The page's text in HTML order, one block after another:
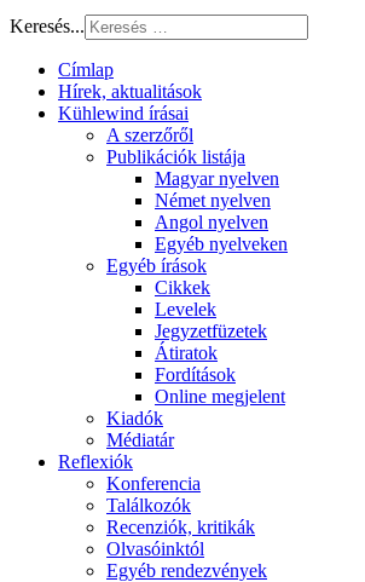
Keresés...
Címlap
Hírek, aktualitások
Kühlewind írásai
A szerzőről
Publikációk listája
Magyar nyelven
Német nyelven
Angol nyelven
Egyéb nyelveken
Egyéb írások
Cikkek
Levelek
Jegyzetfüzetek
Átiratok
Fordítások
Online megjelent
Kiadók
Médiatár
Reflexiók
Konferencia
Találkozók
Recenziók, kritikák
Olvasóinktól
Egyéb rendezvények